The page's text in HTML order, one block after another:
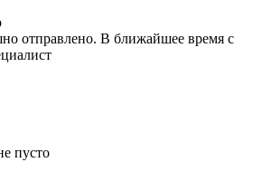
отправлено. В ближайшее время с
пусто